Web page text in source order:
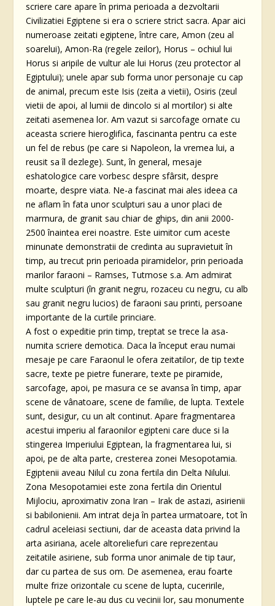
scriere care apare în prima perioada a dezvoltarii
Civilizatiei Egiptene si era o scriere strict sacra. Apar aici
numeroase zeitati egiptene, între care, Amon (zeu al
soarelui), Amon-Ra (regele zeilor), Horus – ochiul lui
Horus si aripile de vultur ale lui Horus (zeu protector al
Egiptului); unele apar sub forma unor personaje cu cap
de animal, precum este Isis (zeita a vietii), Osiris (zeul
vietii de apoi, al lumii de dincolo si al mortilor) si alte
zeitati asemenea lor. Am vazut si sarcofage ornate cu
aceasta scriere hieroglifica, fascinanta pentru ca este
un fel de rebus (pe care si Napoleon, la vremea lui, a
reusit sa îl dezlege). Sunt, în general, mesaje
eshatologice care vorbesc despre sfârsit, despre
moarte, despre viata. Ne-a fascinat mai ales ideea ca
ne aflam în fata unor sculpturi sau a unor placi de
marmura, de granit sau chiar de ghips, din anii 2000-
2500 înaintea erei noastre. Este uimitor cum aceste
minunate demonstratii de credinta au supravietuit în
timp, au trecut prin perioada piramidelor, prin perioada
marilor faraoni – Ramses, Tutmose s.a. Am admirat
multe sculpturi (în granit negru, rozaceu cu negru, cu alb
sau granit negru lucios) de faraoni sau printi, persoane
importante de la curtile princiare.
A fost o expeditie prin timp, treptat se trece la asa-
numita scriere demotica. Daca la început erau numai
mesaje pe care Faraonul le ofera zeitatilor, de tip texte
sacre, texte pe pietre funerare, texte pe piramide,
sarcofage, apoi, pe masura ce se avansa în timp, apar
scene de vânatoare, scene de familie, de lupta. Textele
sunt, desigur, cu un alt continut. Apare fragmentarea
acestui imperiu al faraonilor egipteni care duce si la
stingerea Imperiului Egiptean, la fragmentarea lui, si
apoi, pe de alta parte, cresterea zonei Mesopotamia.
Egiptenii aveau Nilul cu zona fertila din Delta Nilului.
Zona Mesopotamiei este zona fertila din Orientul
Mijlociu, aproximativ zona Iran – Irak de astazi, asirienii
si babilonienii. Am intrat deja în partea urmatoare, tot în
cadrul aceleiasi sectiuni, dar de aceasta data privind la
arta asiriana, acele altoreliefuri care reprezentau
zeitatile asiriene, sub forma unor animale de tip taur,
dar cu partea de sus om. De asemenea, erau foarte
multe frize orizontale cu scene de lupta, cuceririle,
luptele pe care le-au dus cu vecinii lor, sau monumente